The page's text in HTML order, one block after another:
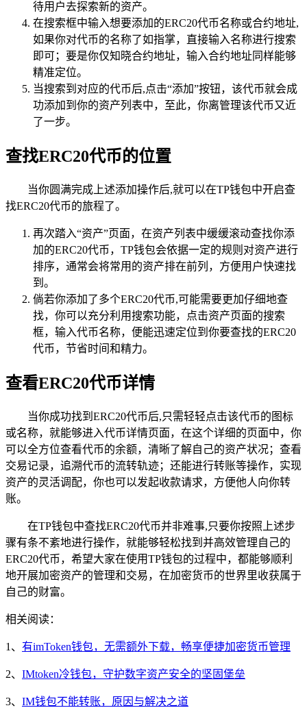
待用户去探索新的资产。
在搜索框中输入想要添加的ERC20代币名称或合约地址,
如果你对代币的名称了如指掌，直接输入名称进行搜索
即可；要是你仅知晓合约地址，输入合约地址同样能够
精准定位。
当搜索到对应的代币后,点击“添加”按钮，该代币就会成
功添加到你的资产列表中，至此，你离管理该代币又近
了一步。
查找ERC20代币的位置
当你圆满完成上述添加操作后,就可以在TP钱包中开启查
找ERC20代币的旅程了。
再次踏入“资产”页面，在资产列表中缓缓滚动查找你添
加的ERC20代币，TP钱包会依据一定的规则对资产进行
排序，通常会将常用的资产排在前列，方便用户快速找
到。
倘若你添加了多个ERC20代币,可能需要更加仔细地查
找，你可以充分利用搜索功能，点击资产页面的搜索
框，输入代币名称，便能迅速定位到你要查找的ERC20
代币，节省时间和精力。
查看ERC20代币详情
当你成功找到ERC20代币后,只需轻轻点击该代币的图标
或名称，就能够进入代币详情页面，在这个详细的页面中，你
可以全方位查看代币的余额，清晰了解自己的资产状况；查看
交易记录，追溯代币的流转轨迹；还能进行转账等操作，实现
资产的灵活调配，你也可以发起收款请求，方便他人向你转
账。
在TP钱包中查找ERC20代币并非难事,只要你按照上述步
骤有条不紊地进行操作，就能够轻松找到并高效管理自己的
ERC20代币，希望大家在使用TP钱包的过程中，都能够顺利
地开展加密资产的管理和交易，在加密货币的世界里收获属于
自己的财富。
相关阅读：
1、 有imToken钱包，无需额外下载，畅享便捷加密货币管理
2、 IMtoken冷钱包，守护数字资产安全的坚固堡垒
3、 IM钱包不能转账，原因与解决之道